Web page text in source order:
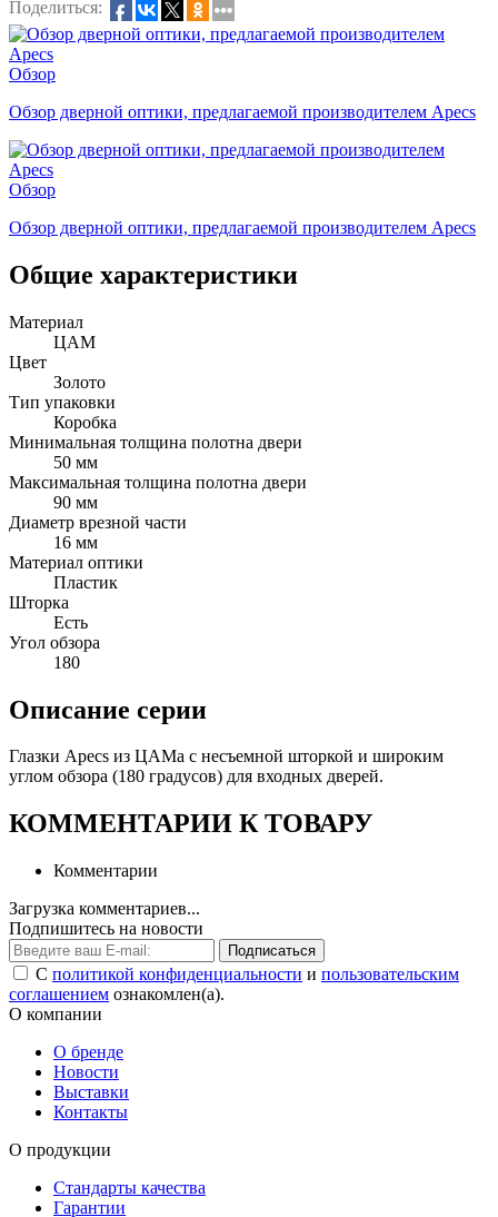
Поделиться:
Обзор
Обзор дверной оптики, предлагаемой производителем Apecs
Обзор
Обзор дверной оптики, предлагаемой производителем Apecs
Общие характеристики
Материал
ЦАМ
Цвет
Золото
Тип упаковки
Коробка
Минимальная толщина полотна двери
50 мм
Максимальная толщина полотна двери
90 мм
Диаметр врезной части
16 мм
Материал оптики
Пластик
Шторка
Есть
Угол обзора
180
Описание серии
Глазки Apecs из ЦАМа с несъемной шторкой и широким
углом обзора (180 градусов) для входных дверей.
КОММЕНТАРИИ К ТОВАРУ
Комментарии
Загрузка комментариев...
Подпишитесь на новости
Подписаться
С политикой конфиденциальности и пользовательским
соглашением ознакомлен(а).
О компании
О бренде
Новости
Выставки
Контакты
О продукции
Стандарты качества
Гарантии